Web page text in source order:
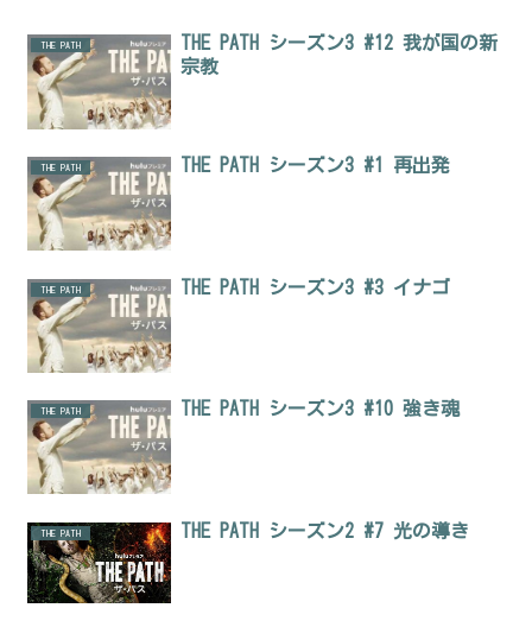
THE PATH
THE PATH シーズン3 #12 我が国の新
宗教
THE PATH THE PATH シーズン3 #1 再出発
THE PATH THE PATH シーズン3 #3 イナゴ
THE PATH THE PATH シーズン3 #10 強き魂
THE PATH THE PATH シーズン2 #7 光の導き